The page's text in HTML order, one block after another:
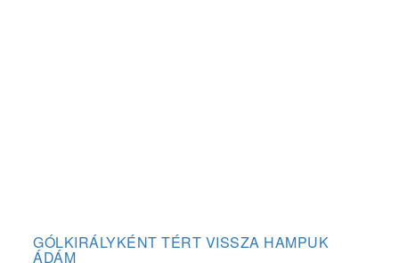
GÓLKIRÁLYKÉNT TÉRT VISSZA HAMPUK
ÁDÁM